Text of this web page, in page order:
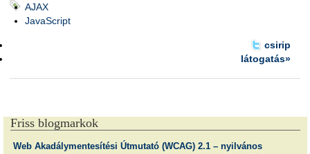
AJAX
JavaScript
csirip
látogatás»
Friss blogmarkok
Web Akadálymentesítési Útmutató (WCAG) 2.1 – nyilvános